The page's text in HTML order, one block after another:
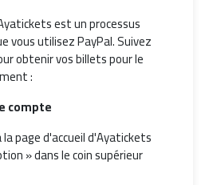
est un processus
vous utilisez PayPal. Suivez
obtenir vos billets pour le
:
compte
la page d'accueil d'Ayatickets
» dans le coin supérieur